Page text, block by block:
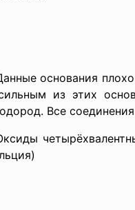
плохо
из этих
Все